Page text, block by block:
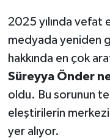
2025 yılında vefat
medyada yeniden
hakkında en çok
Süreyya Önder
oldu. Bu sorunun
eleştirilerin
yer alıyor.